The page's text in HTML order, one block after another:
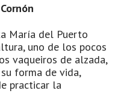
María del Puerto
uno de los pocos
vaqueiros de alzada,
forma de vida,
practicar la